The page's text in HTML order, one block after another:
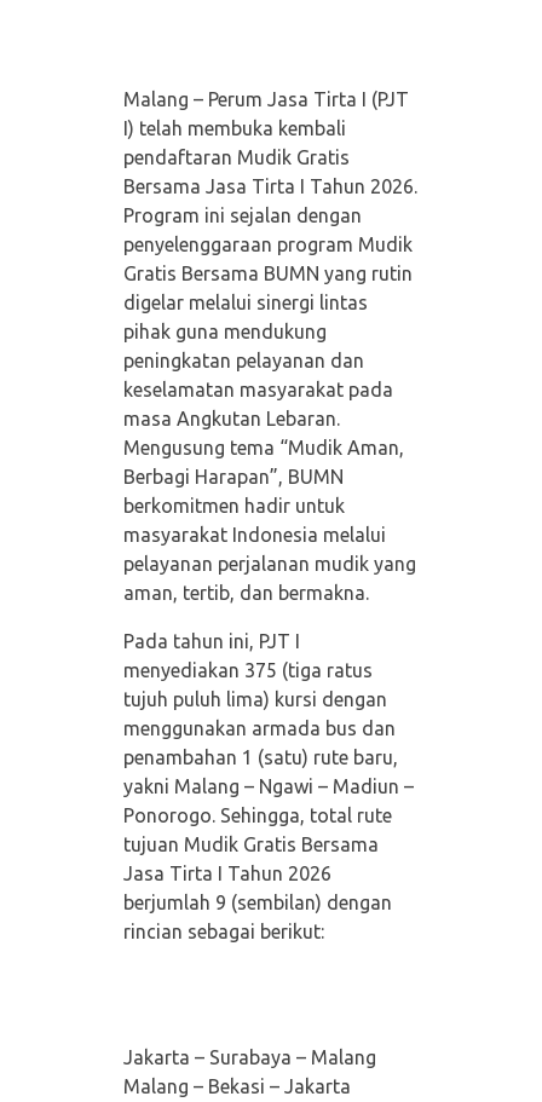
Malang – Perum Jasa Tirta I (PJT
I) telah membuka kembali
pendaftaran Mudik Gratis
Bersama Jasa Tirta I Tahun 2026.
Program ini sejalan dengan
penyelenggaraan program Mudik
Gratis Bersama BUMN yang rutin
digelar melalui sinergi lintas
pihak guna mendukung
peningkatan pelayanan dan
keselamatan masyarakat pada
masa Angkutan Lebaran.
Mengusung tema “Mudik Aman,
Berbagi Harapan”, BUMN
berkomitmen hadir untuk
masyarakat Indonesia melalui
pelayanan perjalanan mudik yang
aman, tertib, dan bermakna.
Pada tahun ini, PJT I
menyediakan 375 (tiga ratus
tujuh puluh lima) kursi dengan
menggunakan armada bus dan
penambahan 1 (satu) rute baru,
yakni Malang – Ngawi – Madiun –
Ponorogo. Sehingga, total rute
tujuan Mudik Gratis Bersama
Jasa Tirta I Tahun 2026
berjumlah 9 (sembilan) dengan
rincian sebagai berikut:
Jakarta – Surabaya – Malang
Malang – Bekasi – Jakarta